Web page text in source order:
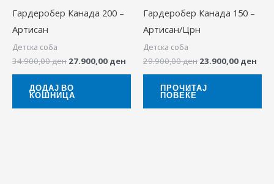
Гардеробер Канада 200 –
Артисан
Детска соба
34.900,00ден 27.900,00 ден
ДОДАЈ ВО
КОШНИЦА
Гардеробер Канада 150 –
Артисан/Црн
Детска соба
29.900,00ден 23.900,00 ден
ПРОЧИТАЈ
ПОВЕЌЕ